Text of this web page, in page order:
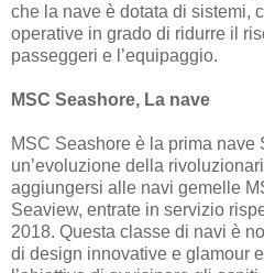
che la nave è dotata di sistemi,
operative in grado di ridurre il
passeggeri e l’equipaggio.
MSC Seashore, La nave
MSC Seashore è la prima nave
un’evoluzione della
aggiungersi alle navi gemelle
Seaview, entrate in servizio
2018. Questa classe di navi è
di design innovative e glamour